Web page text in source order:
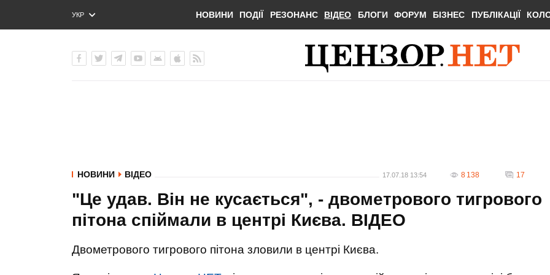
УКР
ENG
НОВИНИ ПОДІЇ РЕЗОНАНС ВІДЕО БЛОГИ ФОРУМ БІЗНЕС ПУБЛІКАЦІЇ
НОВИНИ ВІДЕО 17.07.18 13:54 8 138 17
"Це удав. Він не кусається", - двометрового тигрового
пітона спіймали в центрі Києва. ВIДЕО
Двометрового тигрового пітона зловили в центрі Києва.